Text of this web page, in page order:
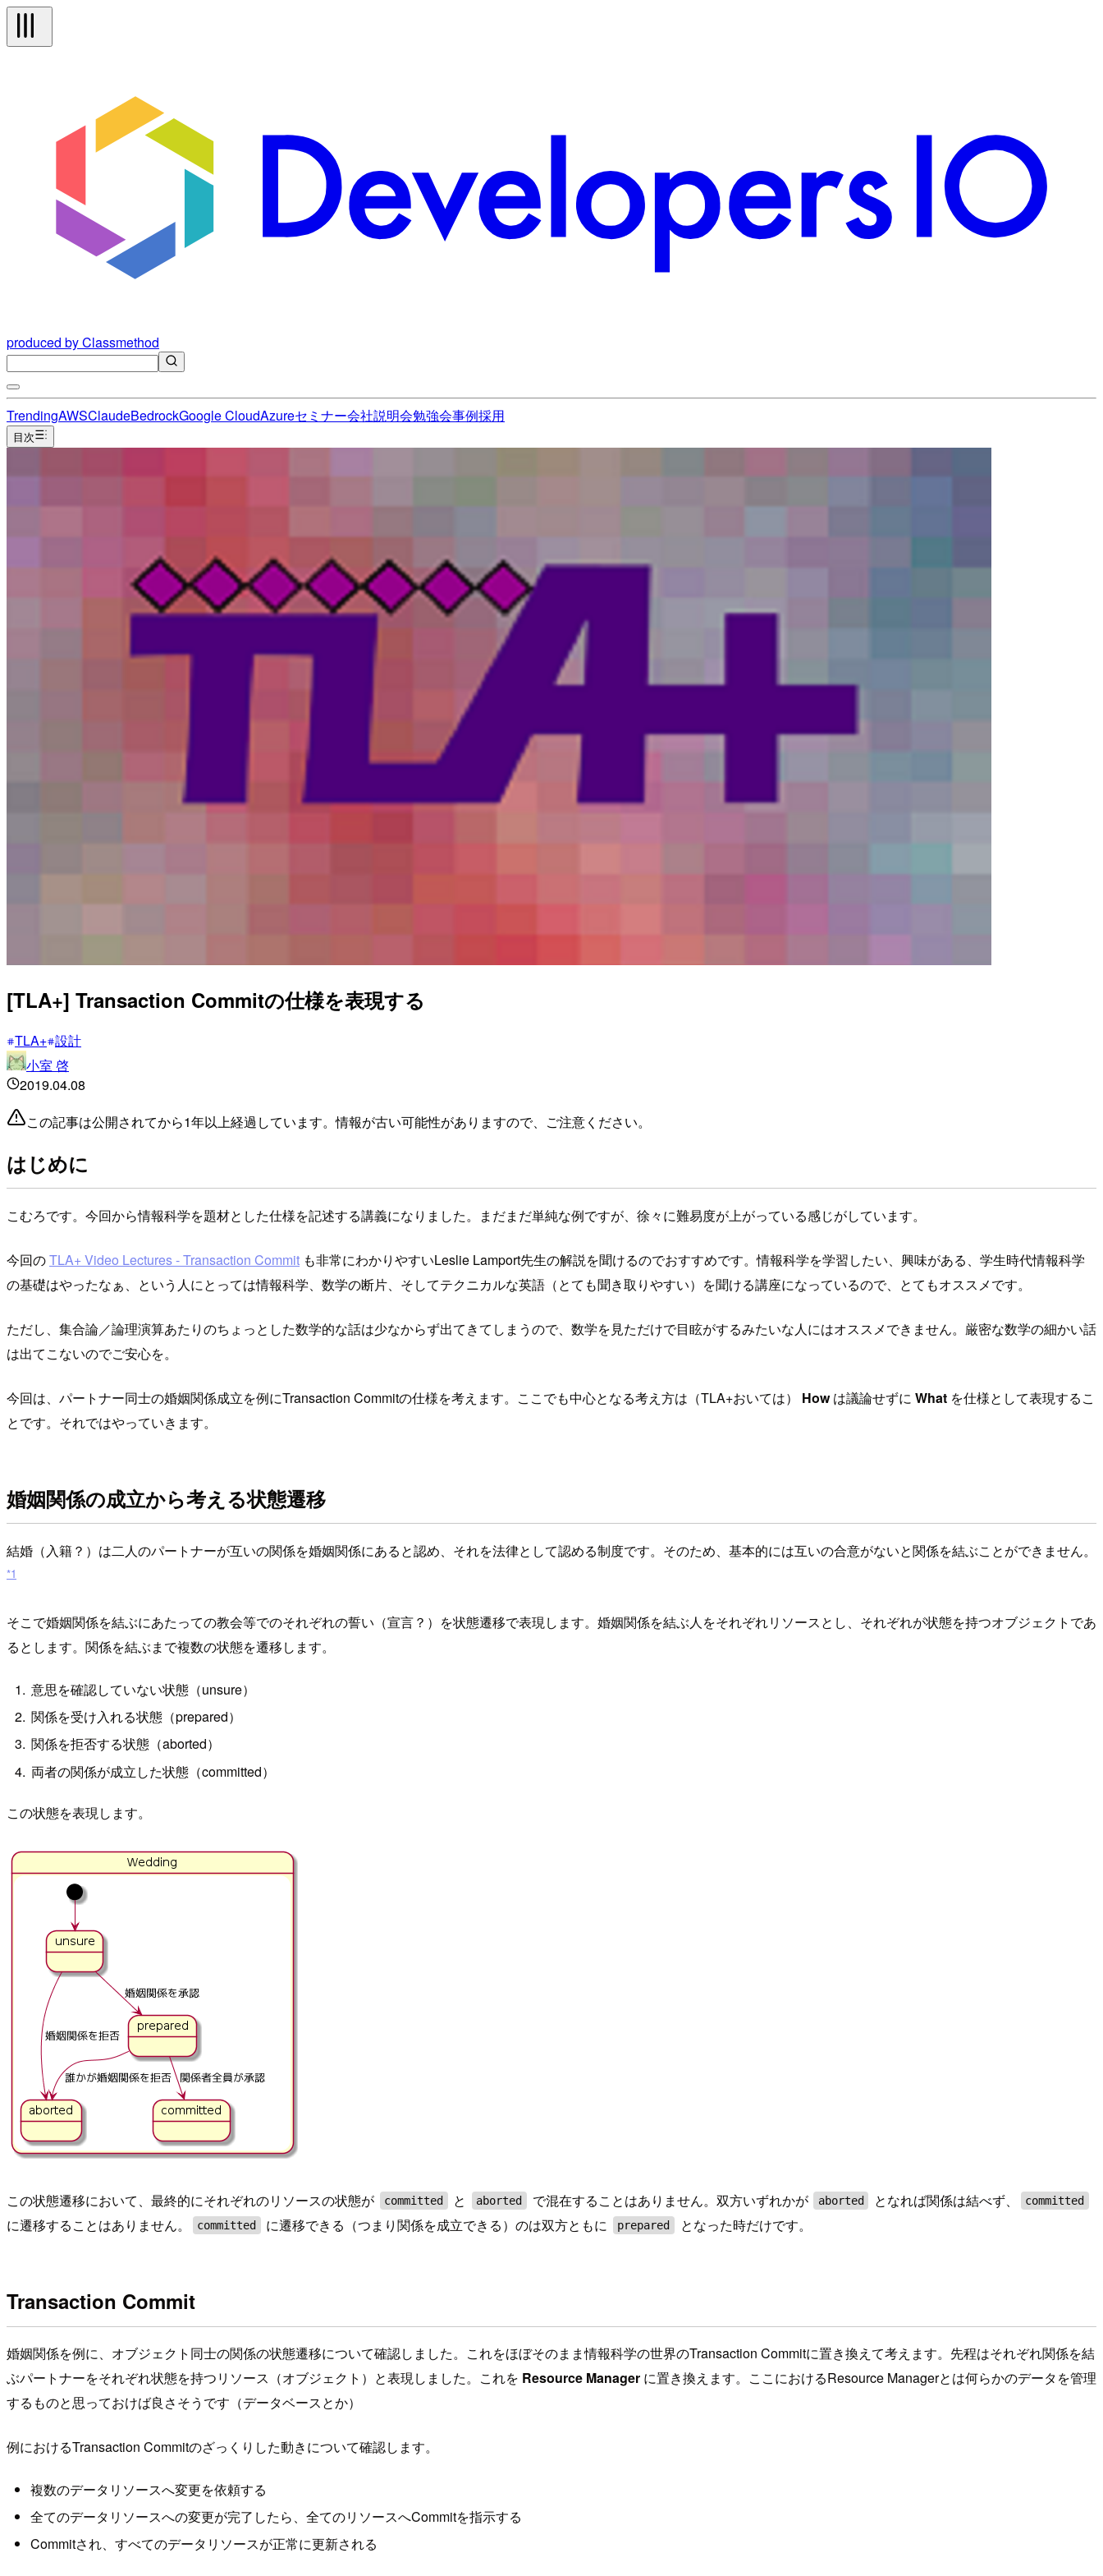
produced by Classmethod
TrendingAWSClaudeBedrockGoogle CloudAzureセミナー会社説明会勉強会事例採用
目次
[TLA+] Transaction Commitの仕様を表現する
TLA+ 設計
小室 啓
2019.04.08
この記事は公開されてから1年以上経過しています。情報が古い可能性がありますので、ご注意ください。
はじめに
こむろです。今回から情報科学を題材とした仕様を記述する講義になりました。まだまだ単純な例ですが、徐々に難易度が上がっている感じがしています。
今回のTLA+ Video Lectures - Transaction Commit も非常にわかりやすいLeslie Lamport先生の解説を聞けるのでおすすめです。情報科学を学習したい、興味がある、学生時代情報科学
の基礎はやったなぁ、という人にとっては情報科学、数学の断片、そしてテクニカルな英語（とても聞き取りやすい）を聞ける講座になっているので、とてもオススメです。
ただし、集合論／論理演算あたりのちょっとした数学的な話は少なからず出てきてしまうので、数学を見ただけで目眩がするみたいな人にはオススメできません。厳密な数学の細かい話
は出てこないのでご安心を。
今回は、パートナー同士の婚姻関係成立を例にTransaction Commitの仕様を考えます。ここでも中心となる考え方は（TLA+おいては） Howは議論せずに What を仕様として表現するこ
とです。それではやっていきます。
婚姻関係の成立から考える状態遷移
結婚（入籍？）は二人のパートナーが互いの関係を婚姻関係にあると認め、それを法律として認める制度です。そのため、基本的には互いの合意がないと関係を結ぶことができません。
*1
そこで婚姻関係を結ぶにあたっての教会等でのそれぞれの誓い（宣言？）を状態遷移で表現します。婚姻関係を結ぶ人をそれぞれリソースとし、それぞれが状態を持つオブジェクトであ
るとします。関係を結ぶまで複数の状態を遷移します。
意思を確認していない状態（unsure）
関係を受け入れる状態（prepared）
関係を拒否する状態（aborted）
両者の関係が成立した状態（committed）
この状態を表現します。
この状態遷移において、最終的にそれぞれのリソースの状態が committed と aborted で混在することはありません。双方いずれかが aborted となれば関係は結べず、 committed
に遷移することはありません。 committed に遷移できる（つまり関係を成立できる）のは双方ともに prepared となった時だけです。
Transaction Commit
婚姻関係を例に、オブジェクト同士の関係の状態遷移について確認しました。これをほぼそのまま情報科学の世界のTransaction Commitに置き換えて考えます。先程はそれぞれ関係を結
ぶパートナーをそれぞれ状態を持つリソース（オブジェクト）と表現しました。これを Resource Manager に置き換えます。ここにおけるResource Managerとは何らかのデータを管理
するものと思っておけば良さそうです（データベースとか）
例におけるTransaction Commitのざっくりした動きについて確認します。
複数のデータリソースへ変更を依頼する
全てのデータリソースへの変更が完了したら、全てのリソースへCommitを指示する
Commitされ、すべてのデータリソースが正常に更新される